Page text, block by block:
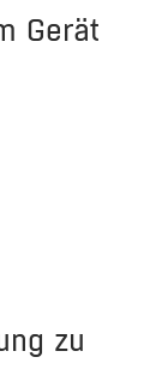
Gerät
zu